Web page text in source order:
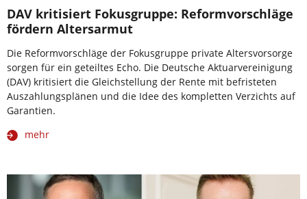
DAV kritisiert Fokusgruppe: Reformvorschläge
fördern Altersarmut ­ ­ ­ ­
Die Reformvorschläge der Fokusgruppe private Altersvorsorge
sorgen für ein geteiltes Echo. Die Deutsche Aktuarvereinigung
(DAV) kritisiert die Gleichstellung der Rente mit befristeten
Auszahlungsplänen und die Idee des kompletten Verzichts auf
Garantien.
mehr